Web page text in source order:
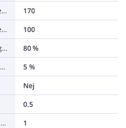
Max. antal armaturer per automatsäkring C16 (MCB)
170
Max. antal armaturer per automatsäkring B16 (MCB)
100
Bibehållet ljusflöde vid genomsnittlig livslängd 50 000 tim (25 °C omgivning)
80 %
Bortfall vid genomsnittlig livslängd 50 000 tim (25 °C omgivning)
5 %
Nej
0.5
Stroboskopeffektvärde SVM
1